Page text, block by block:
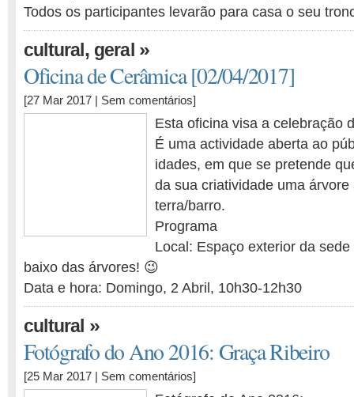
Todos os participantes levarão para casa o seu
cultural, geral»
Oficina de Cerâmica [02/04/2017]
[27 Mar 2017 | Sem comentários]
Esta oficina visa a celebração
É uma actividade aberta ao
idades, em que se pretende
da sua criatividade uma árvore
terra/barro.
Programa
Local: Espaço exterior da
baixo das árvores! 😉
Data e hora: Domingo, 2 Abril, 10h30-12h30
cultural »
Fotógrafo do Ano 2016: Graça Ribeiro
[25 Mar 2017 | Sem comentários]